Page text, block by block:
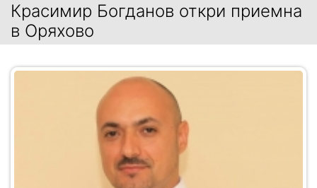
Красимир Богданов откри приемна
в Оряхово